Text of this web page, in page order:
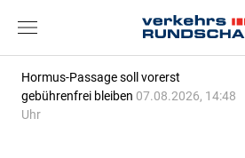
Hormus-Passage soll vorerst
gebührenfrei bleiben 07.08.2026, 14:48
Uhr